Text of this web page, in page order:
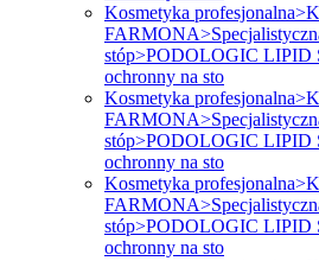
Kosmetyka
stóp>PODOLOGIC LIPID
ochronny na sto
Kosmetyka
stóp>PODOLOGIC LIPID
ochronny na sto
Kosmetyka
stóp>PODOLOGIC LIPID
ochronny na sto